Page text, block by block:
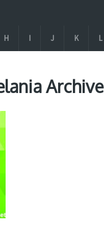
H I J K L
Archive